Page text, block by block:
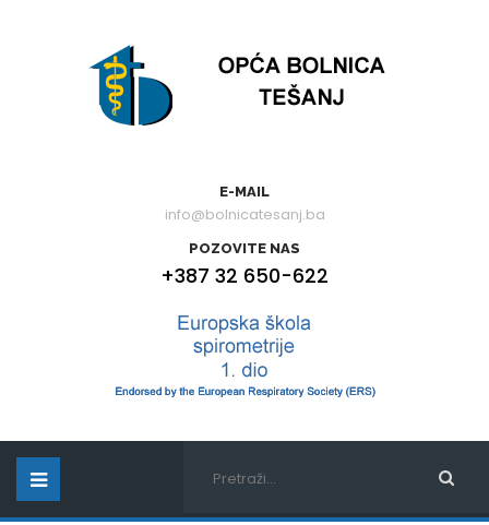
E-MAIL
info@bolnicatesanj.ba
POZOVITE NAS
+387 32 650-622